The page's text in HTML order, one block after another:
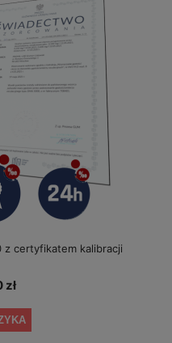
z certyfikatem kalibracji